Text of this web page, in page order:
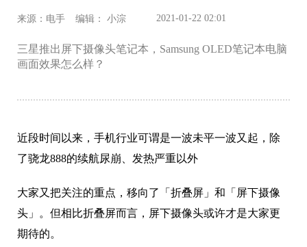
来源：电手 编辑： 小淙 2021-01-22 02:01
三星推出屏下摄像头笔记本，Samsung OLED笔记本电脑
画面效果怎么样？
近段时间以来，手机行业可谓是一波未平一波又起，除
了骁龙888的续航尿崩、发热严重以外
大家又把关注的重点，移向了「折叠屏」和「屏下摄像
头」。但相比折叠屏而言，屏下摄像头或许才是大家更
期待的。